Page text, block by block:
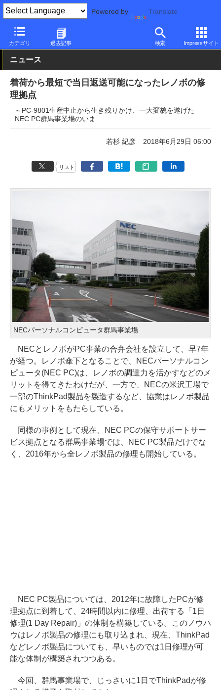
Powered by Translate
カテゴリ 過去記事 検索 Impressサイト
PC Watch パソコン/タブレット/スマートフォン モバイルノート
ニュース
着荷から最短で当日返送可能になったレノボの修
理拠点
～PC-9801生産中止から生き残りかけ、一大変貌を遂げた
NEC PC群馬事業場のいま
若杉 紀彦 2018年6月29日 06:00
リスト
NECパーソナルコンピュータ群馬事業場
NECとレノボがPC事業の合弁会社を設立して、早7年
が経つ。レノボ傘下となることで、NECパーソナルコン
ピュータ(NEC PC)は、レノボの調達力を活かすなどのメ
リットを得てきたわけだが、一方で、NECの米沢工場で
一部のThinkPad製品を製造するなど、協業はレノボ製品
にもメリットをもたらしている。
同様の事例として現在、NEC PCの保守サポートサー
ビス拠点となる群馬事業場では、NEC PC製品だけでな
く、2016年から全レノボ製品の修理も開始している。
NEC PC製品については、2012年に故障したPCが修
理拠点に到着して、24時間以内に修理、出荷する「1日
修理(1 Day Repair)」の体制を構築している。このノウハ
ウはレノボ製品の修理にも取り込まれ、現在、ThinkPad
などレノボ製品についても、早いものでは1日修理が可
能な体制が構築されつつある。
今回、群馬事業場で、じっさいに1日でThinkPadが修